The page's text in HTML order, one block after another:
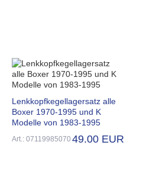
Lenkkopfkegellagersatz alle
Boxer 1970-1995 und K
Modelle von 1983-1995
Art.: 07119985070 49.00 EUR